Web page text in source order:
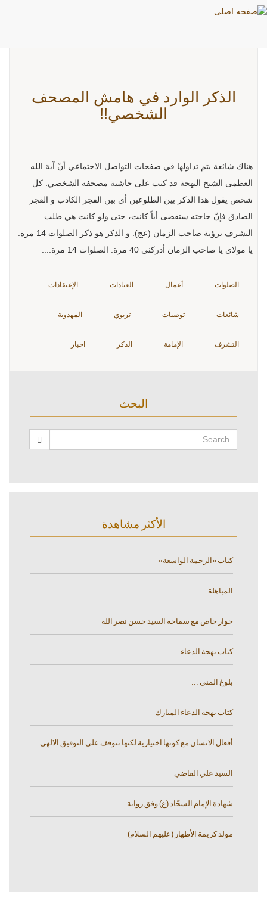
الذكر الوارد في هامش المصحف
الشخصي!!
هناك شائعة يتم تداولها في صفحات التواصل الاجتماعي أنّ آية الله
العظمى الشيخ البهجة قد كتب على حاشية مصحفه الشخصي: كل
شخص يقول هذا الذكر بين الطلوعين أي بين الفجر الكاذب و الفجر
الصادق فإنّ حاجته ستقضى أياً كانت، حتى ولو كانت هي طلب
التشرف برؤية صاحب الزمان (عج). و الذكر هو ذكر الصلوات 14 مرة.
يا مولاي يا صاحب الزمان أدركني 40 مرة. الصلوات 14 مرة....
الصلوات أعمال العبادات الإعتقادات
شائعات توصيات تربوي المهدوية
التشرف الإمامة الذكر اخبار
البحث
الأكثر مشاهدة
كتاب «الرحمة الواسعة»
المباهلة
حوار خاص مع سماحة السيد حسن نصر الله
كتاب بهجة الدعاء
بلوغ المنى ...
كتاب بهجة الدعاء المبارك
أفعال الانسان مع كونها اختيارية لكنها تتوقف على التوفيق الالهي
السيد علي القاضي
شهادة الإمام السجّاد (ع) وفق رواية
مولد كريمة الأطهار (عليهم السلام)